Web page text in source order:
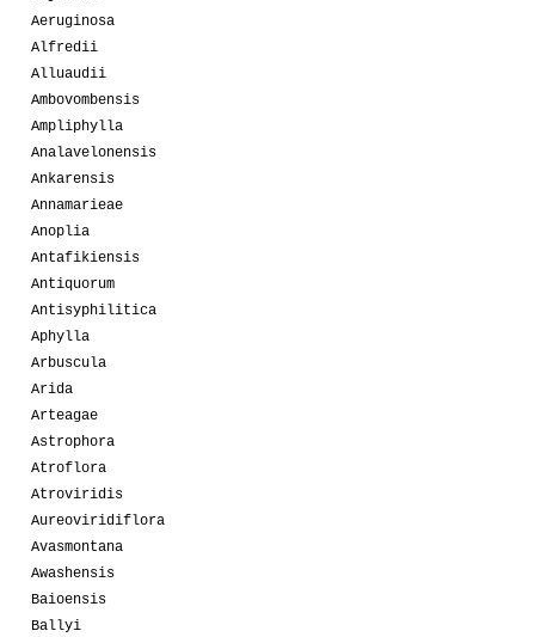
Aeruginosa
Alfredii
Alluaudii
Ambovombensis
Ampliphylla
Analavelonensis
Ankarensis
Annamarieae
Anoplia
Antafikiensis
Antiquorum
Antisyphilitica
Aphylla
Arbuscula
Arida
Arteagae
Astrophora
Atroflora
Atroviridis
Aureoviridiflora
Avasmontana
Awashensis
Baioensis
Ballyi